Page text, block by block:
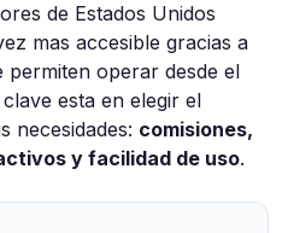
de Estados Unidos
mas accesible gracias a
permiten operar desde el
esta en elegir el
necesidades: comisiones,
y facilidad de uso.